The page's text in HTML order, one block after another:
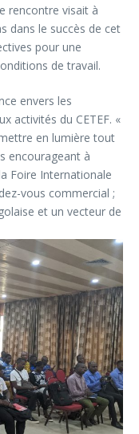
rencontre visait à
dans le succès de cet
pour une
de travail.
envers les
activités du CETEF. «
en lumière tout
encourageant à
Foire Internationale
vous commercial ;
et un vecteur de